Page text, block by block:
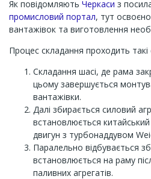
Як повідомляють Черкаси з
промисловий портал, тут
вантажівок та виготовлення
Процес складання проходить такі
Складання шасі, де рама
цьому завершується
вантажівки.
Далі збирається силовий
встановлюється
двигун з турбонаддувом
Паралельно відбувається
встановлюється на раму
паливних агрегатів.